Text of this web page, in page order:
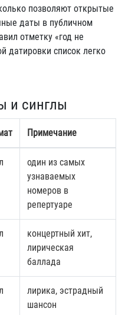
позволяют открытые
даты в публичном
отметку «год не
датировки список легко
и синглы
Примечание
один из самых
узнаваемых
номеров в
репертуаре
концертный хит,
лирическая
баллада
лирика, эстрадный
шансон